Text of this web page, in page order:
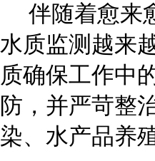
伴随着愈来
水质监测越来
质确保工作中
防，并严苛整
染、水产品养